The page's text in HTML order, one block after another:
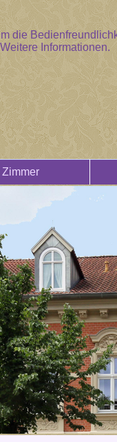
die
Weitere Informationen.
Zimmer